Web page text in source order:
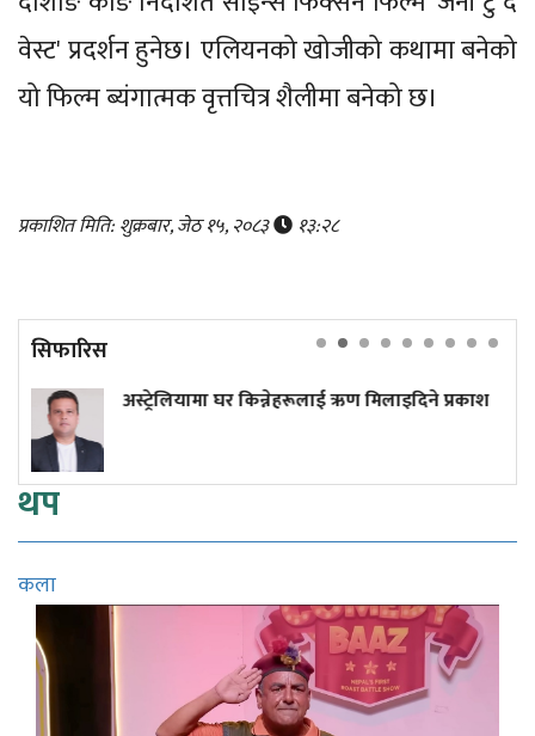
वेस्ट' प्रदर्शन हुनेछ। एलियनको खोजीको कथामा बनेको
यो फिल्म ब्यंगात्मक वृत्तचित्र शैलीमा बनेको छ।
प्रकाशित मिति: शुक्रबार, जेठ १५, २०८३ १३:२८
सिफारिस
किन्नेहरूलाई ऋण मिलाइदिने प्रकाश अनलाइन
थप
कला